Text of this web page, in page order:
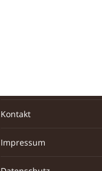
Kontakt
Impressum